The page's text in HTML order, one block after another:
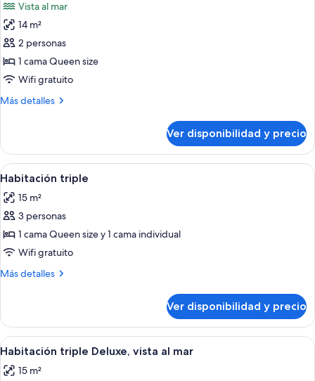
las
fotos
de
Habitación
doble
vista
Vista al mar
14 m²
2 personas
1 cama Queen size
Wifi gratuito
Más detalles
Más
doble
Deluxe,
vista
mar
Ver disponibilidad y precio
Ver
todas
las
fotos
de
Habitación
triple
Habitación de hotel con cama, una
4
Habitación triple
15 m²
3 personas
1 cama Queen size y 1 cama individual
Wifi gratuito
Más detalles
Más
triple
Ver disponibilidad y precio
Ver
todas
las
Una habitación de hotel con dos
4
Habitación triple Deluxe, vista al mar
15 m²